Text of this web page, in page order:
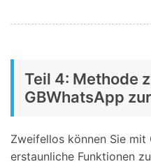
Teil 4: Methode
GBWhatsApp
Zweifellos können Sie mit
erstaunliche Funktionen